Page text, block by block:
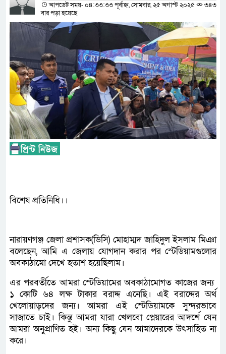
আপডেট সময়- ০৪:৩৩:৩৩ পূর্বাহ্ন, সোমবার, ২৫ অগাস্ট ২০২৫
৩৪৩
বার পড়া হয়েছে
বিশেষ প্রতিনিধি।।
নারায়ণগঞ্জ জেলা প্রশাসক(ডিসি) মোহাম্মদ জাহিদুল ইসলাম মিঞা
বলেছেন, আমি এ জেলায় যোগদান করার পর স্টেডিয়ামগুলোর
অবকাঠামো দেখে হতাশ হয়েছিলাম।
এর পরবর্তীতে আমরা স্টেডিয়ামের অবকাঠামোগত কাজের জন্য
১ কোটি ৬৪ লক্ষ টাকার বরাদ্দ এনেছি। এই বরাদ্দের অর্থ
খেলোয়াড়দের জন্য। আমরা এই স্টেডিয়ামকে সুন্দরভাবে
সাজাতে চাই। কিন্তু আমরা যারা খেলবো প্লেয়ারের আদর্শে যেন
আমরা অনুপ্রাণিত হই। অন্য কিছু যেন আমাদেরকে উৎসাহিত না
করে।